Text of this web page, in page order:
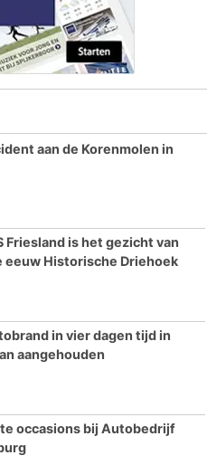
aan de Korenmolen in
Friesland is het gezicht van
eeuw Historische Driehoek
in vier dagen tijd in
aangehouden
occasions bij Autobedrijf